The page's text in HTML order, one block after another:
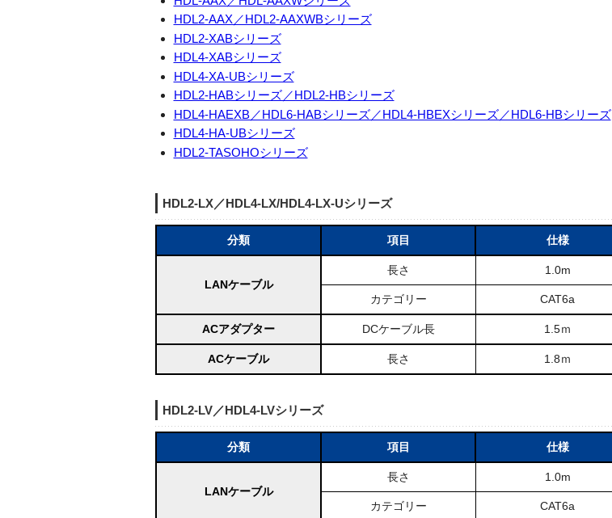
HDL2-AAX／HDL2-AAXWBシリーズ
HDL2-XABシリーズ
HDL4-XABシリーズ
HDL4-XA-UBシリーズ
HDL2-HABシリーズ／HDL2-HBシリーズ
HDL4-HAEXB／HDL6-HABシリーズ／HDL4-HBEXシリーズ／HDL6-HBシリーズ
HDL4-HA-UBシリーズ
HDL2-TASOHOシリーズ
HDL2-LX／HDL4-LX/HDL4-LX-Uシリーズ
分類 項目 仕様
LANケーブル
長さ 1.0m
カテゴリー CAT6a
ACアダプター DCケーブル長 1.5ｍ
ACケーブル 長さ 1.8ｍ
HDL2-LV／HDL4-LVシリーズ
分類 項目 仕様
LANケーブル
長さ 1.0m
カテゴリー CAT6a